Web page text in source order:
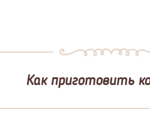
Как приготовить